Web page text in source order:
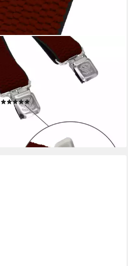
FABIO FARINI
Hosenträger mit passender Fliege
als Set 4cm Y-Form für Herren Pack
Brombeere 4cm Hosenträger -
Brombeer Gemusterter Fliege
(3)
27,90 €
lieferbar - in 3-4 Werktagen bei dir